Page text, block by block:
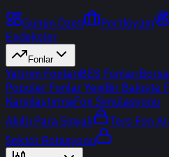
Günün Özeti Portföyüm
Endeksler
Fonlar
Yatırım FonlarıBES Fonları
Popüler Fonlar YeniBir Bakışta
KarşılaştırmaFon Simülasyonu
Akıllı Para Sinyali
Ters Fon
Sektör Rotasyonu